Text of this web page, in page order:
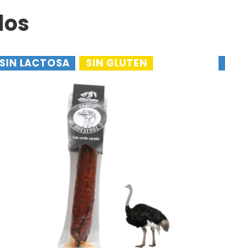
SIN LACTOSA SIN GLUTEN